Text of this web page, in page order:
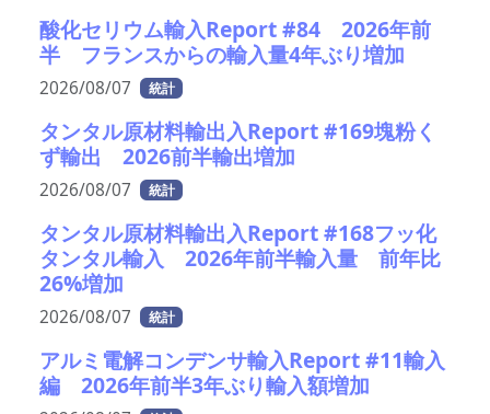
酸化セリウム輸入Report #84 2026年前
半 フランスからの輸入量4年ぶり増加
2026/08/07 統計
タンタル原材料輸出入Report #169塊粉く
ず輸出 2026前半輸出増加
2026/08/07 統計
タンタル原材料輸出入Report #168フッ化
タンタル輸入 2026年前半輸入量 前年比
26%増加
2026/08/07 統計
アルミ電解コンデンサ輸入Report #11輸入
編 2026年前半3年ぶり輸入額増加